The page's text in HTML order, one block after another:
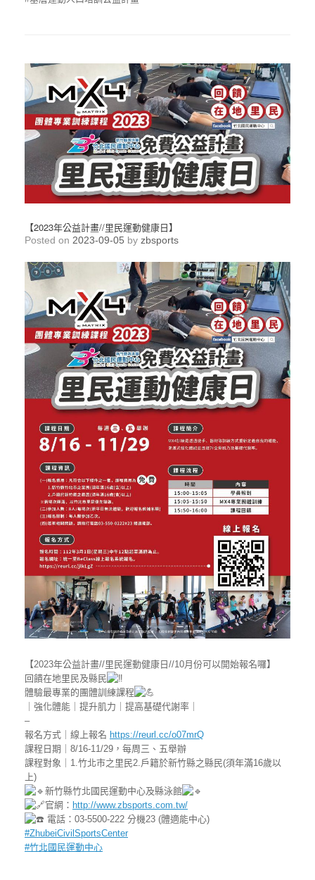
【2023年公益計畫//里民運動健康日】
Posted on 2023-09-05 by zbsports
【2023年公益計畫//里民運動健康日//10月份可以開始報名囉】
回饋在地里民及縣民
體驗最專業的團體訓練課程
｜強化體能｜提升肌力｜提高基礎代謝率｜
–
報名方式｜線上報名 https://reurl.cc/o07mrQ
課程日期｜8/16-11/29，每周三、五舉辦
課程對象｜1.竹北市之里民2.戶籍於新竹縣之縣民(須年滿16歲以
上)
新竹縣竹北國民運動中心及縣泳館
官網： http://www.zbsports.com.tw/
電話：03-5500-222 分機23 (體適能中心)
#ZhubeiCivilSportsCenter
#竹北國民運動中心